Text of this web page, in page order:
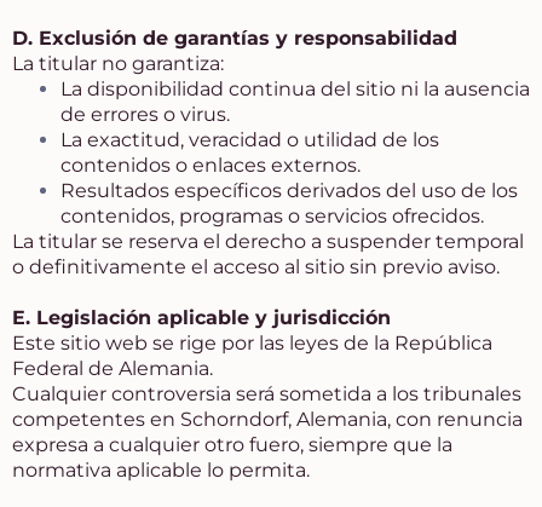
D. Exclusión de garantías y responsabilidad
La titular no garantiza:
La disponibilidad continua del sitio ni la ausencia
de errores o virus.
La exactitud, veracidad o utilidad de los
contenidos o enlaces externos.
Resultados específicos derivados del uso de los
contenidos, programas o servicios ofrecidos.
La titular se reserva el derecho a suspender temporal
o definitivamente el acceso al sitio sin previo aviso.
E. Legislación aplicable y jurisdicción
Este sitio web se rige por las leyes de la República
Federal de Alemania.
Cualquier controversia será sometida a los tribunales
competentes en Schorndorf, Alemania, con renuncia
expresa a cualquier otro fuero, siempre que la
normativa aplicable lo permita.